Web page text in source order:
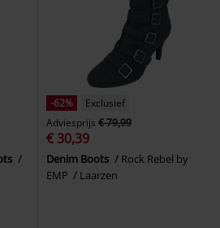
-62%
Exclusief
Adviesprijs € 79,99
€ 30,39
Denim Boots
Rock Rebel by
EMP
Laarzen